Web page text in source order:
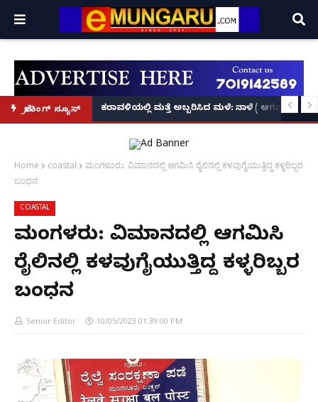
ಬ್ರೇಕಿಂಗ್ ನ್ಯೂಸ್‘ಭಕ್ತ ಪ್ರಹ್ಲಾದ’, ‘ಹೇ ರಾಮ್’!
ಕರಾವಳಿಯಲ್ಲಿ ಮತ್ತೆ ಅಬ್ಬರಿಸಿದ ಮಳೆ: ನಾಳೆ ( ಆಗಷ್ಟ್ 8)
Home coastal
ಮಂಗಳೂರು: ವಿಮಾನದಲ್ಲಿ ಆಗಮಿಸಿ ರೈಲಿನಲ್ಲಿ ಕಳವುಗೈಯುತ್ತಿದ್ದ ಕಳ್ಳರಿಬ್ಬರ
ಬಂಧನ
COASTAL
ಮಂಗಳೂರು: ವಿಮಾನದಲ್ಲಿ ಆಗಮಿಸಿ
ರೈಲಿನಲ್ಲಿ ಕಳವುಗೈಯುತ್ತಿದ್ದ ಕಳ್ಳರಿಬ್ಬರ
ಬಂಧನ
Senior Editor 10/05/2023 01:39:00 PM